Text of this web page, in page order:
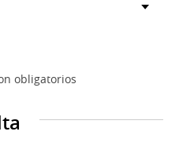
obligatorios